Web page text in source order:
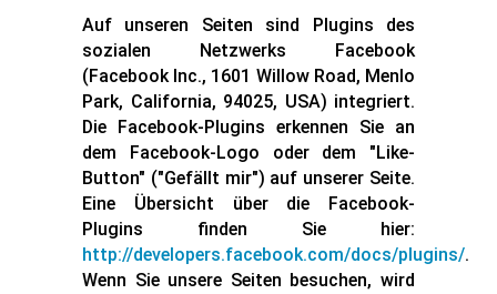
Auf unseren Seiten sind Plugins des
sozialen Netzwerks Facebook
(Facebook Inc., 1601 Willow Road, Menlo
Park, California, 94025, USA) integriert.
Die Facebook-Plugins erkennen Sie an
dem Facebook-Logo oder dem "Like-
Button" ("Gefällt mir") auf unserer Seite.
Eine Übersicht über die Facebook-
Plugins finden Sie hier:
http://developers.facebook.com/docs/plugins/.
Wenn Sie unsere Seiten besuchen, wird